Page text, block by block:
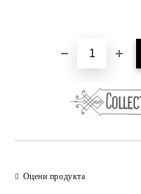
Оцени продукта